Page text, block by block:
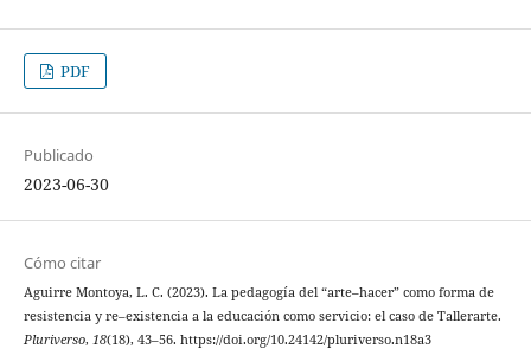
PDF
Publicado
2023-06-30
Cómo citar
Aguirre Montoya, L. C. (2023). La pedagogía del “arte–hacer” como forma de
resistencia y re–existencia a la educación como servicio: el caso de Tallerarte.
Pluriverso, 18(18), 43–56. https://doi.org/10.24142/pluriverso.n18a3